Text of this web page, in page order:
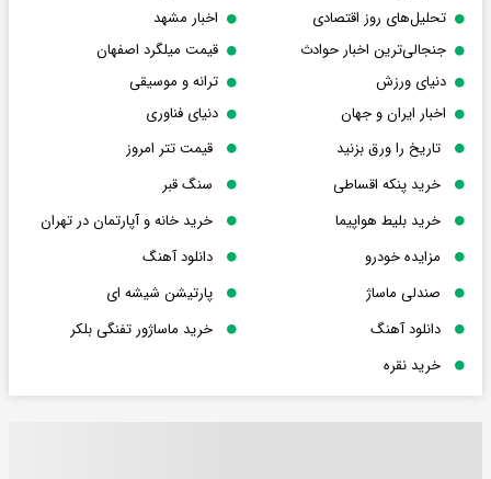
تحلیل‌های روز اقتصادی
اخبار مشهد
جنجالی‌ترین اخبار حوادث
قیمت میلگرد اصفهان
دنیای ورزش
ترانه و موسیقی
اخبار ایران و جهان
دنیای فناوری
تاریخ را ورق بزنید
قیمت تتر امروز
خرید پنکه اقساطی
سنگ قبر
خرید بلیط هواپیما
خرید خانه و آپارتمان در تهران
مزایده خودرو
دانلود آهنگ
صندلی ماساژ
پارتیشن شیشه ای
دانلود آهنگ
خرید ماساژور تفنگی بلکر
خرید نقره